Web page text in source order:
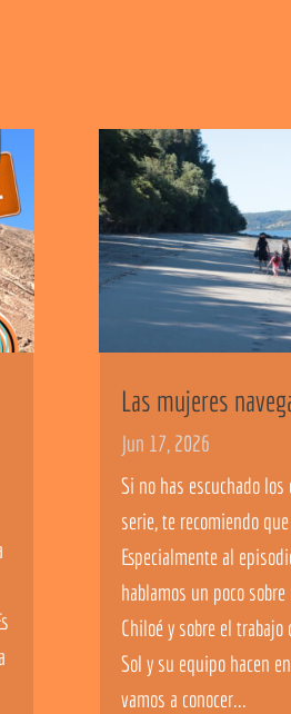
Las mujeres
Jun 17, 2026
Si no has escuchado
serie, te recomiendo
Especialmente al
hablamos un poco
Chiloé y sobre el
Sol y su equipo hacen
vamos a conocer...